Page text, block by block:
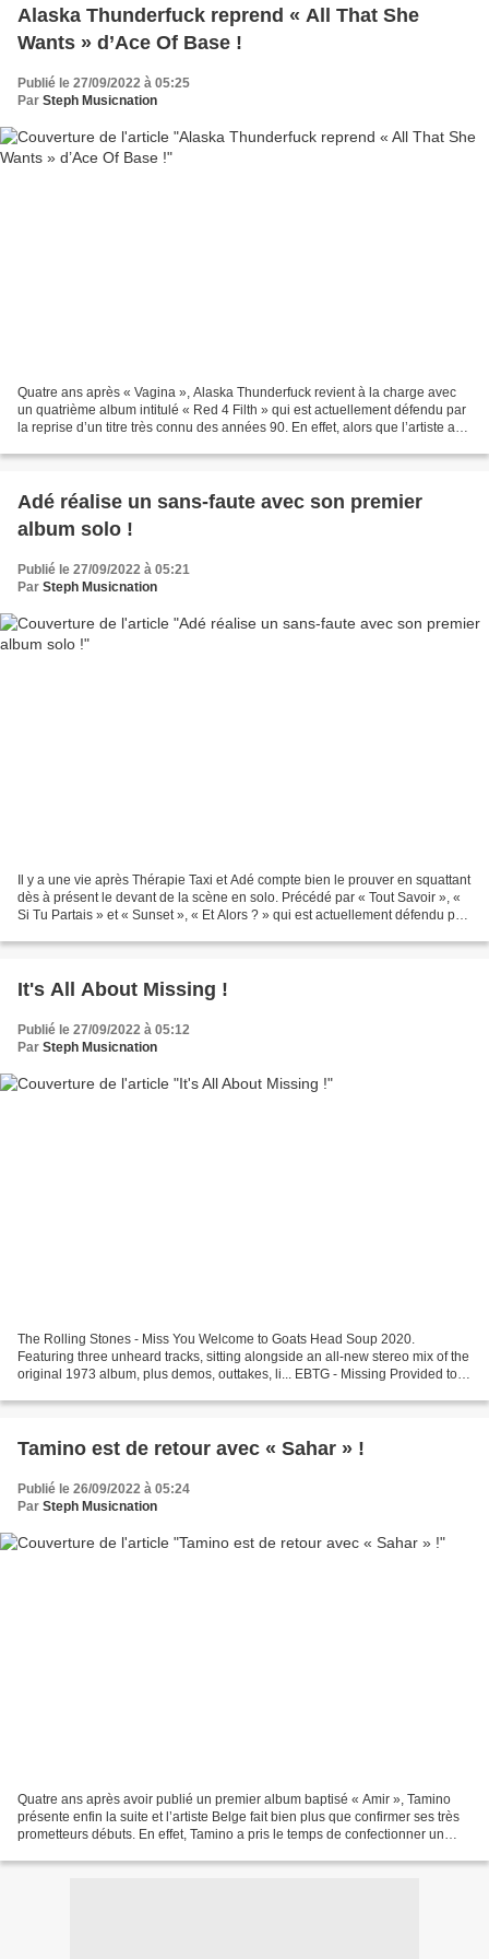
Alaska Thunderfuck reprend « All That She
Wants » d’Ace Of Base !
Publié le 27/09/2022 à 05:25
Par Steph Musicnation
Quatre ans après « Vagina », Alaska Thunderfuck revient à la charge avec
un quatrième album intitulé « Red 4 Filth » qui est actuellement défendu par
la reprise d’un titre très connu des années 90. En effet, alors que l’artiste a
Adé réalise un sans-faute avec son premier
album solo !
Publié le 27/09/2022 à 05:21
Par Steph Musicnation
Il y a une vie après Thérapie Taxi et Adé compte bien le prouver en squattant
dès à présent le devant de la scène en solo. Précédé par « Tout Savoir », «
Si Tu Partais » et « Sunset », « Et Alors ? » qui est actuellement défendu par
It's All About Missing !
Publié le 27/09/2022 à 05:12
Par Steph Musicnation
The Rolling Stones - Miss You Welcome to Goats Head Soup 2020.
Featuring three unheard tracks, sitting alongside an all-new stereo mix of the
original 1973 album, plus demos, outtakes, li... EBTG - Missing Provided to
Tamino est de retour avec « Sahar » !
Publié le 26/09/2022 à 05:24
Par Steph Musicnation
Quatre ans après avoir publié un premier album baptisé « Amir », Tamino
présente enfin la suite et l’artiste Belge fait bien plus que confirmer ses très
prometteurs débuts. En effet, Tamino a pris le temps de confectionner un